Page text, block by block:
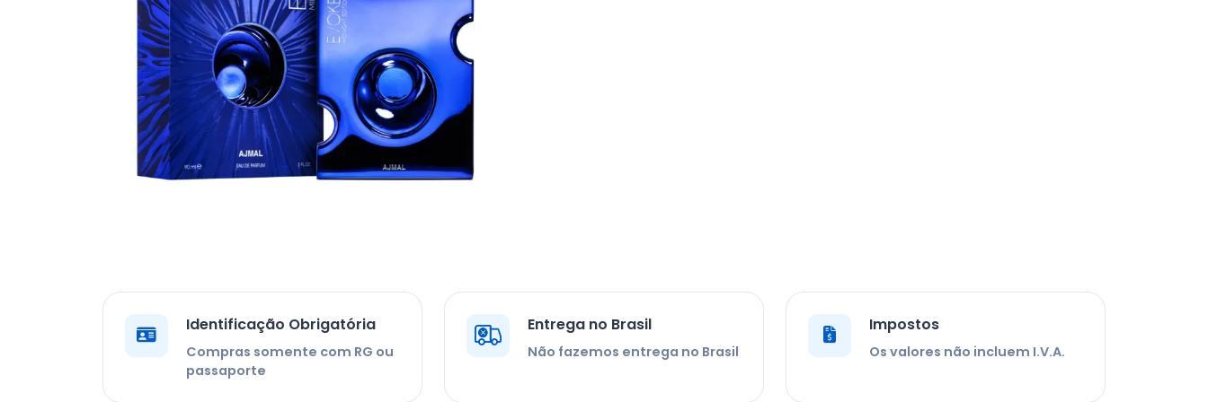
Identificação Obrigatória
Compras somente com RG ou
passaporte
Entrega no Brasil
Não fazemos entrega no Brasil
Impostos
Os valores não incluem I.V.A.